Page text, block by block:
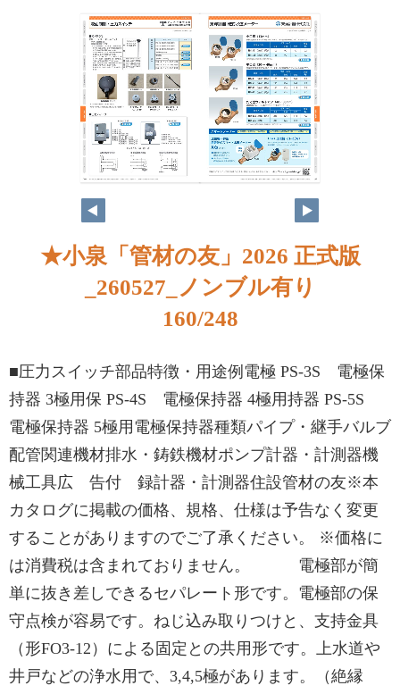
★小泉「管材の友」2026 正式版
_260527_ノンブル有り
160/248
■圧力スイッチ部品特徴・用途例電極 PS-3S 電極保
持器 3極用保 PS-4S 電極保持器 4極用持器 PS-5S
電極保持器 5極用電極保持器種類パイプ・継手バルブ
配管関連機材排水・鋳鉄機材ポンプ計器・計測器機
械工具広 告付 録計器・計測器住設管材の友※本
カタログに掲載の価格、規格、仕様は予告なく変更
することがありますのでご了承ください。 ※価格に
は消費税は含まれておりません。 電極部が簡
単に抜き差しできるセパレート形です。電極部の保
守点検が容易です。ねじ込み取りつけと、支持金具
（形FO3-12）による固定との共用形です。上水道や
井戸などの浄水用で、3,4,5極があります。（絶縁